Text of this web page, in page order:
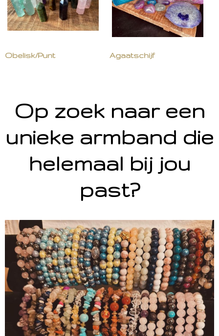
Obelisk/Punt Agaatschijf
Op zoek naar een
unieke armband die
helemaal bij jou
past?